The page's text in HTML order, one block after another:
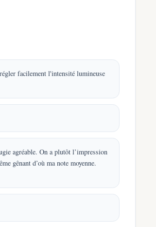
facilement l'intensité lumineuse
agréable. On a plutôt l’impression
gênant d’où ma note moyenne.